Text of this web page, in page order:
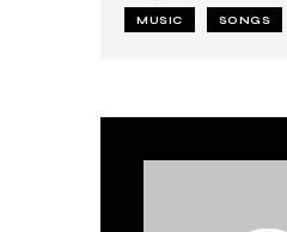
MUSIC SONGS